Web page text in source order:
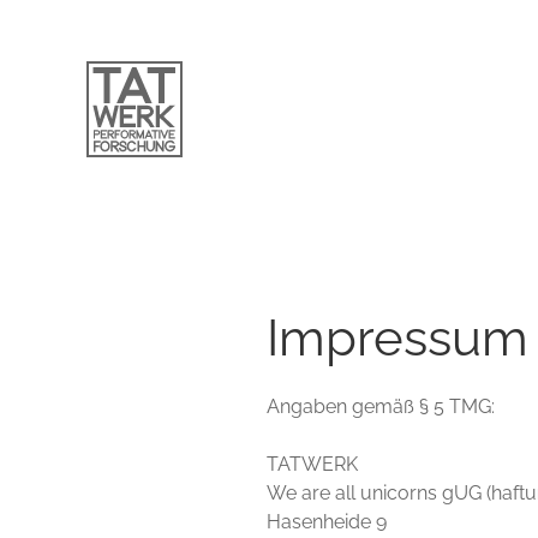
Impressum
Angaben gemäß § 5 TMG:
TATWERK
We are all unicorns gUG
Hasenheide 9